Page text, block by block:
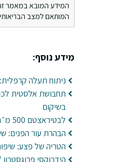
המידע המובא במאמר זה
המותאם למצב
מידע נוסף:
ניתוח תעלה
תחבושת אלסטית
בשיקום
לבטיראצטם 500 מ״ג: שימושים ותופעות לוואי
הבהרת עור הפנים:
הטריה של פצע: